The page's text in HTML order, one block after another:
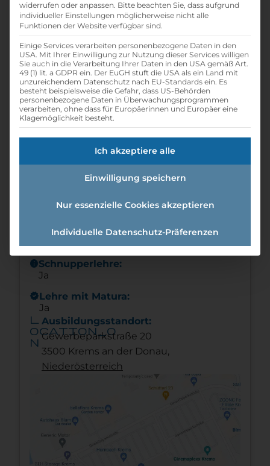
Referenznummer: 15b889f6
folderBranche:
Handel / Logistik / Verkauf
school Beruf:
Einzelhandelskaufmann -
Einzelhandelskauffrau
calendar_monthEintrittsdatum:
02.09.2024
scheduleLehrdauer:
Wochenendarbeit:
Nachtarbeit:
infoSchnupperlehre:
Ja
new_releasesLehre mit Matura:
Ja
l
ocation_o
n
Ausbildungsstandort:
Gewerbeparkstraße 20
3500 Krems an der Donau,
Nieder­österreich
widerrufen oder anpassen. Bitte beachten Sie, dass aufgrund
individueller Einstellungen möglicherweise nicht alle
Funktionen der Website verfügbar sind.
Einige Services verarbeiten personenbezogene Daten in den
USA. Mit Ihrer Einwilligung zur Nutzung dieser Services willigen
Sie auch in die Verarbeitung Ihrer Daten in den USA gemäß Art.
49 (1) lit. a GDPR ein. Der EuGH stuft die USA als ein Land mit
unzureichendem Datenschutz nach EU-Standards ein. Es
besteht beispielsweise die Gefahr, dass US-Behörden
personenbezogene Daten in Überwachungsprogrammen
verarbeiten, ohne dass für Europäerinnen und Europäer eine
Klagemöglichkeit besteht.
Ich akzeptiere alle
Einwilligung speichern
Nur essenzielle Cookies akzeptieren
Individuelle Datenschutz-Präferenzen